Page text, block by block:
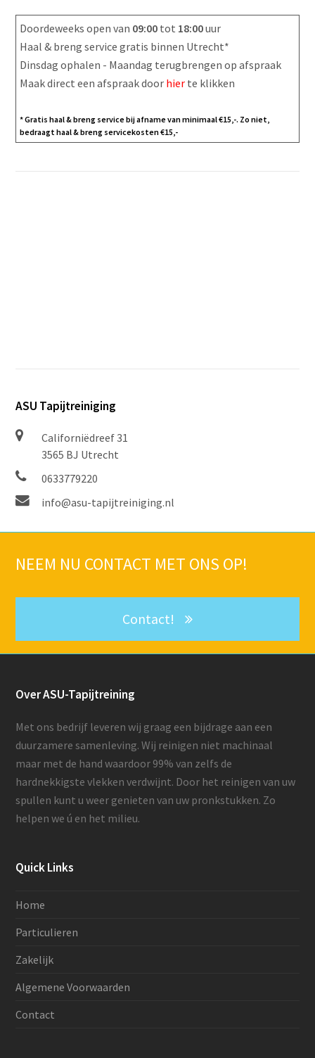
Doordeweeks open van 09:00 tot 18:00uur
Haal & breng service gratis binnen Utrecht*
Dinsdag ophalen - Maandag terugbrengen op afspraak
Maak direct een afspraak door hier te klikken
* Gratis haal & breng service bij afname van minimaal €15,-. Zo niet,
bedraagt haal & breng servicekosten €15,-
ASU Tapijtreiniging
Californiëdreef 31
3565 BJ Utrecht
0633779220
info@asu-tapijtreiniging.nl
NEEM NU CONTACT MET ONS OP!
Contact!
Over ASU-Tapijtreining
Met ons bedrijf leveren wij graag een bijdrage aan een
duurzamere samenleving. Wij reinigen niet machinaal
maar met de hand waardoor 99% van zelfs de
hardnekkigste vlekken verdwijnt. Door het reinigen van uw
spullen kunt u weer genieten van uw pronkstukken. Zo
helpen we ú en het milieu.
Quick Links
Home
Particulieren
Zakelijk
Algemene Voorwaarden
Contact